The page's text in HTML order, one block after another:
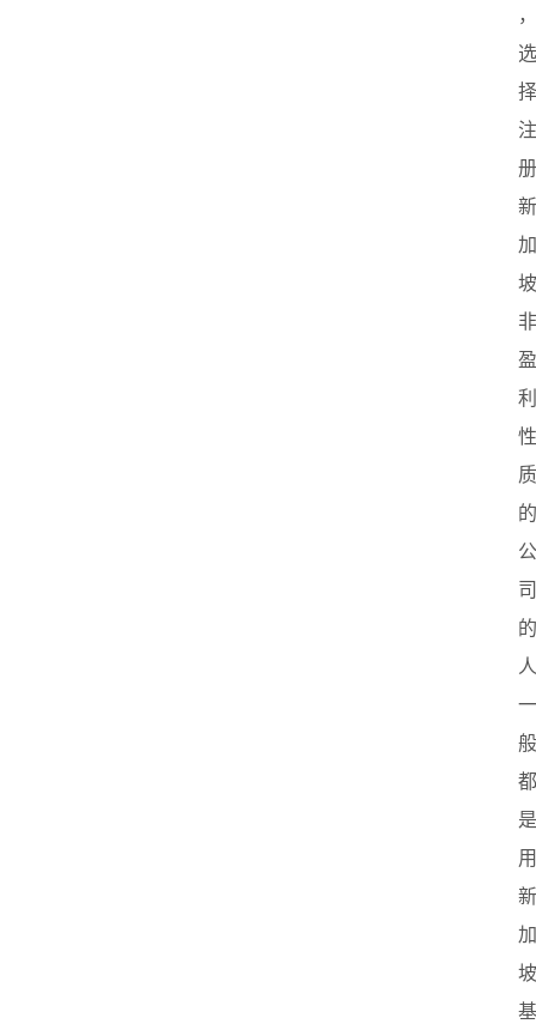
，
选
择
注
册
新
加
坡
非
盈
利
性
质
的
公
司
的
人
一
般
都
是
用
新
加
坡
基